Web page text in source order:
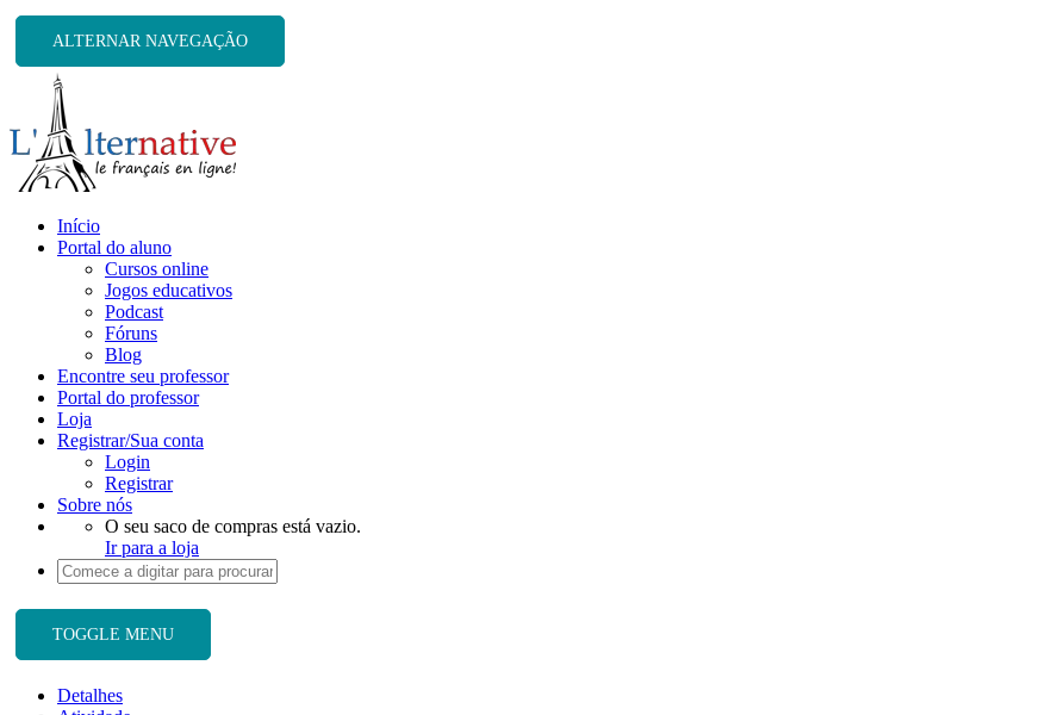
ALTERNAR NAVEGAÇÃO
Início
Portal do aluno
Cursos online
Jogos educativos
Podcast
Fóruns
Blog
Encontre seu professor
Portal do professor
Loja
Registrar/Sua conta
Login
Registrar
Sobre nós
O seu saco de compras está vazio.
Ir para a loja
TOGGLE MENU
Detalhes